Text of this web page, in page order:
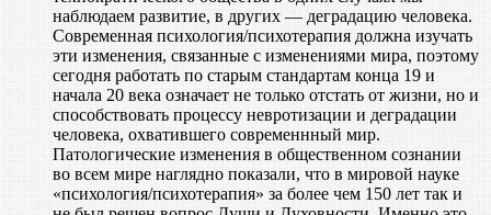
наблюдаем развитие, в других — деградацию человека.
Современная психология/психотерапия должна изучать
эти изменения, связанные с изменениями мира, поэтому
сегодня работать по старым стандартам конца 19 и
начала 20 века означает не только отстать от жизни, но и
способствовать процессу невротизации и деградации
человека, охватившего современнный мир.
Патологические изменения в общественном сознании
во всем мире наглядно показали, что в мировой науке
«психология/психотерапия» за более чем 150 лет так и